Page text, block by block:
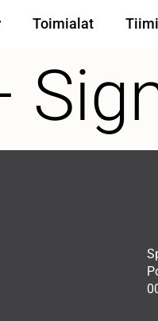
Toimialat